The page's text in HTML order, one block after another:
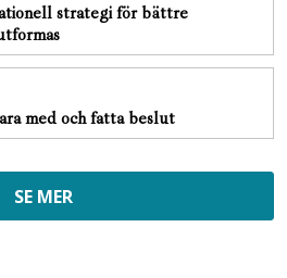
strategi för bättre
med och fatta beslut
SE MER